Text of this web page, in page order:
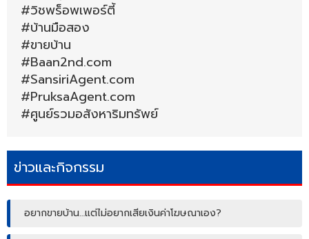
#วิชพร็อพเพอร์ตี้
#บ้านมือสอง
#ขายบ้าน
#Baan2nd.com
#SansiriAgent.com
#PruksaAgent.com
#ศูนย์รวมอสังหาริมทรัพย์
ข่าวและกิจกรรม
อยากขายบ้าน…แต่ไม่อยากเสียเงินค่าโฆษณาเอง?